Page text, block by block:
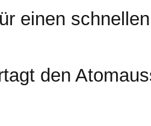
einen
den